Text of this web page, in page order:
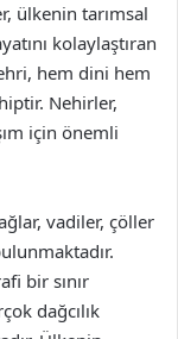
ülkenin tarımsal
kolaylaştıran
hem dini hem
Nehirler,
için önemli
vadiler, çöller
bir sınır
dağcılık